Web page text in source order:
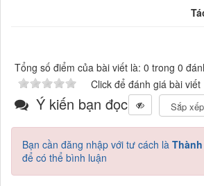
Tổng số điểm của bài viết là: 0 trong 0
Click để đánh giá bài viết
Ý kiến bạn đọc
Bạn cần đăng nhập với tư cách là
để có thể bình luận